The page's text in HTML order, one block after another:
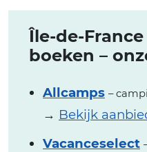
Île-de-
boeken –
Allcamps –
→ Bekijk
Vacanceselect